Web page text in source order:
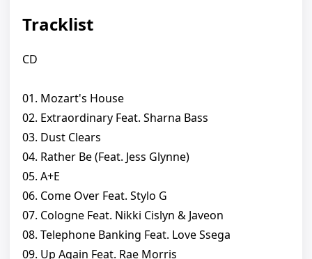
Tracklist
CD
01. Mozart's House
02. Extraordinary Feat. Sharna Bass
03. Dust Clears
04. Rather Be (Feat. Jess Glynne)
05. A+E
06. Come Over Feat. Stylo G
07. Cologne Feat. Nikki Cislyn & Javeon
08. Telephone Banking Feat. Love Ssega
09. Up Again Feat. Rae Morris